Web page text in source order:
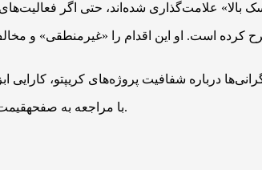
با مراجعه به صفحهقیمت آنلاین ارزهای دیجیتال می‌توانید قیمت همه توکن‌ها و رمزارزها را به صورت لحظه‌ای مشاهده کنید.